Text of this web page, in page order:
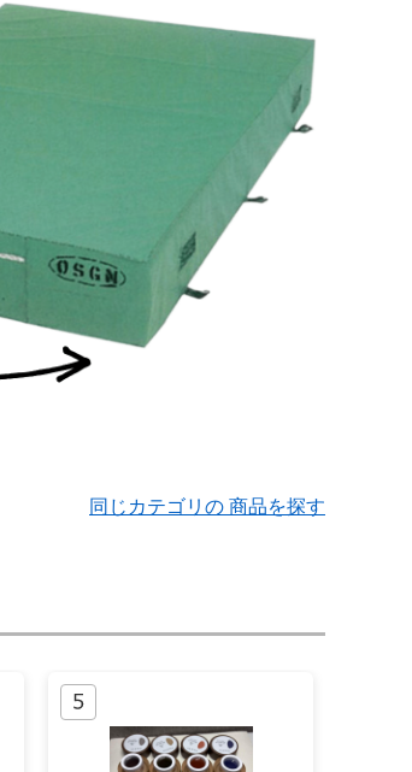
同じカテゴリの 商品を探す